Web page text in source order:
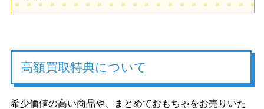
高額買取特典について
希少価値の高い商品や、まとめておもちゃをお売りいた